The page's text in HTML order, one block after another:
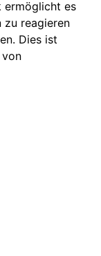
ermöglicht es
zu reagieren
Dies ist
von